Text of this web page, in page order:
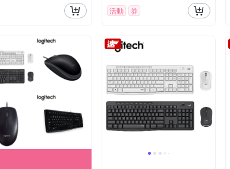
活動 券